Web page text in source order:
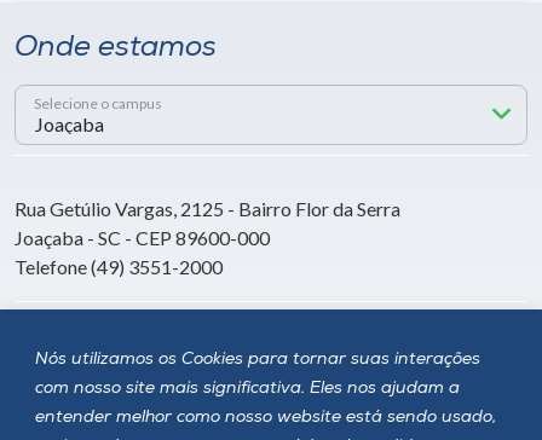
Nós utilizamos os Cookies para tornar suas interações
com nosso site mais significativa. Eles nos ajudam a
entender melhor como nosso website está sendo usado,
Onde estamos
Selecione o campus
Rua Getúlio Vargas, 2125 - Bairro Flor da Serra
Joaçaba - SC - CEP 89600-000
Telefone (49) 3551-2000
Siga a Unoesc